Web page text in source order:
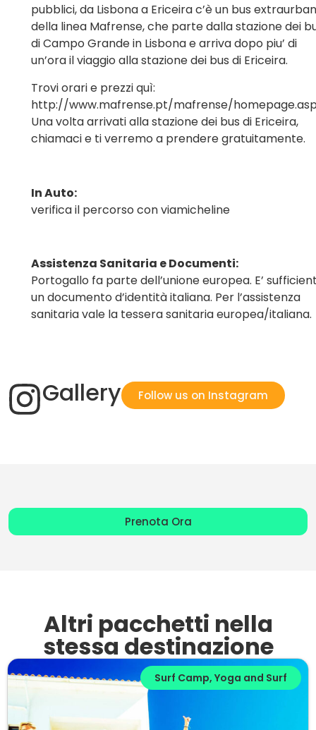
pubblici, da Lisbona a Ericeira c’è un bus
della linea Mafrense, che parte dalla stazione dei
di Campo Grande in Lisbona e arriva dopo piu’ di
un’ora il viaggio alla stazione dei bus di Ericeira.
Trovi orari e prezzi quì:
http://www.mafrense.pt/mafrense/
Una volta arrivati alla stazione dei bus di Ericeira,
chiamaci e ti verremo a prendere gratuitamente.
In Auto:
verifica il percorso con viamicheline
Assistenza Sanitaria e Documenti:
Portogallo fa parte dell’unione europea. E’
un documento d’identità italiana. Per l’assistenza
sanitaria vale la tessera sanitaria europea/italiana.
Gallery Follow us on Instagram
Prenota Ora
Altri pacchetti nella
stessa destinazione
Surf Camp, Yoga and Surf